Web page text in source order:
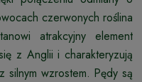
czerwonych roślina
atrakcyjny element
z Anglii i charakteryzują
silnym wzrostem. Pędy są